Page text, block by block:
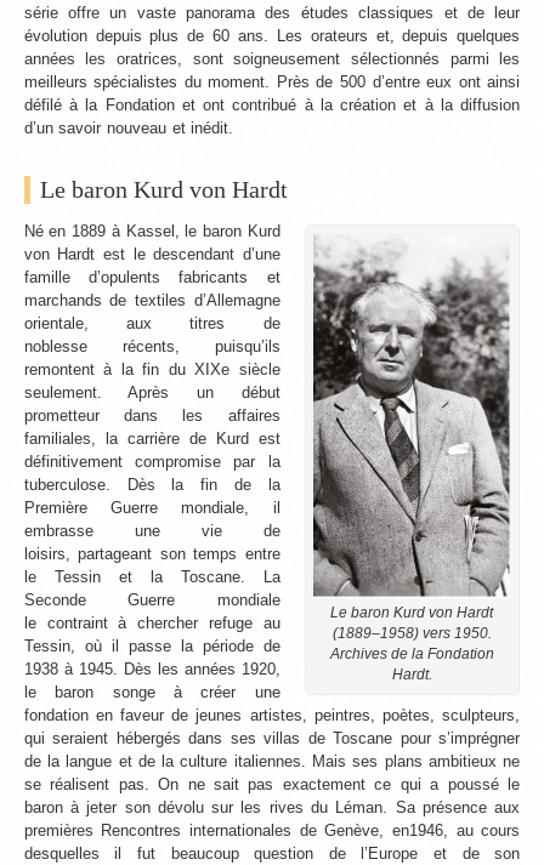
série offre un vaste panorama des études classiques et de leur
évolution depuis plus de 60 ans. Les orateurs et, depuis quelques
années les oratrices, sont soigneusement sélectionnés parmi les
meilleurs spécialistes du moment. Près de 500 d’entre eux ont ainsi
défilé à la Fondation et ont contribué à la création et à la diffusion
d’un savoir nouveau et inédit.
Le baron Kurd von Hardt
Le baron Kurd von Hardt
(1889–1958) vers 1950.
Archives de la Fondation
Hardt.
Né en 1889 à Kassel, le baron Kurd
von Hardt est le descendant d’une
famille d’opulents fabricants et
marchands de textiles d’Allemagne
orientale, aux titres de
noblesse récents, puisqu’ils
remontent à la fin du XIXe siècle
seulement. Après un début
prometteur dans les affaires
familiales, la carrière de Kurd est
définitivement compromise par la
tuberculose. Dès la fin de la
Première Guerre mondiale, il
embrasse une vie de
loisirs, partageant son temps entre
le Tessin et la Toscane. La
Seconde Guerre mondiale
le contraint à chercher refuge au
Tessin, où il passe la période de
1938 à 1945. Dès les années 1920,
le baron songe à créer une
fondation en faveur de jeunes artistes, peintres, poètes, sculpteurs,
qui seraient hébergés dans ses villas de Toscane pour s’imprégner
de la langue et de la culture italiennes. Mais ses plans ambitieux ne
se réalisent pas. On ne sait pas exactement ce qui a poussé le
baron à jeter son dévolu sur les rives du Léman. Sa présence aux
premières Rencontres internationales de Genève, en1946, au cours
desquelles il fut beaucoup question de l’Europe et de son